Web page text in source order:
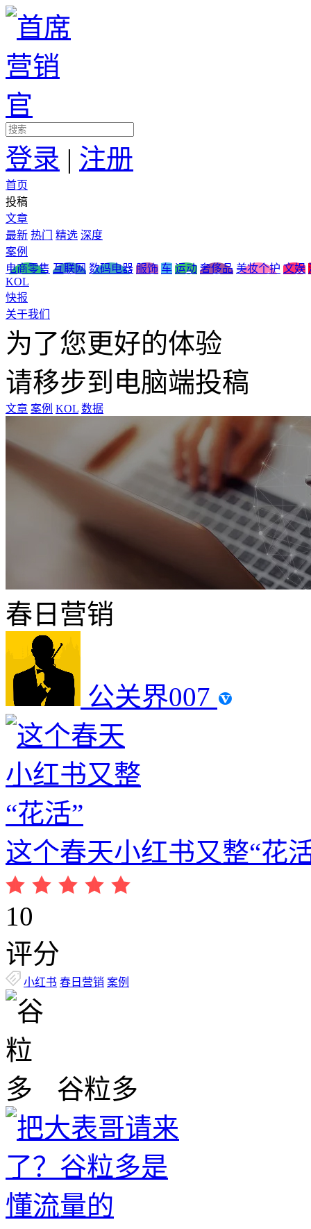
登录 | 注册
首页
投稿
文章
最新 热门 精选 深度
案例
电商零售 互联网 数码电器 服饰 车 运动 奢侈品 美妆个护 文娱
KOL
快报
关于我们
为了您更好的体验
请移步到电脑端投稿
文章 案例 KOL 数据
春日营销
公关界007
这个春天小红书又整“花
10
评分
小红书 春日营销 案例
谷粒多